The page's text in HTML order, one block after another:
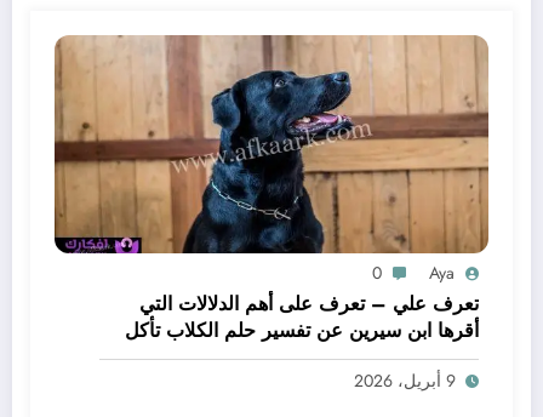
Aya
0
تعرف علي – تعرف على أهم الدلالات التي
أقرها ابن سيرين عن تفسير حلم الكلاب تأكل
لحم – بالتفصيل
9 أبريل، 2026